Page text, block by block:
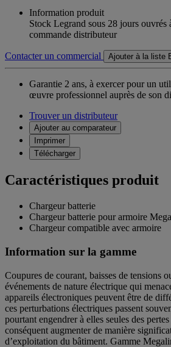
Information produit
Stock Legrand sous 28 jours ouvrés
commande distributeur
Contacter un commercial Ajouter à la liste
Garantie 2 ans, à exercer pour un
œuvre professionnel auprès de son
Trouver un distributeur
Ajouter au comparateur
Imprimer
Télécharger
Caractéristiques produit
Chargeur batterie
Chargeur batterie pour armoire
Chargeur compatible avec armoire
Information sur la gamme
Coupures de courant, baisses de tensions
événements de nature électrique qui
appareils électroniques peuvent être de
ces perturbations électriques passent
pourtant engendrer à elles seules des
conséquent augmenter de manière
d’exploitation du bâtiment. Gamme